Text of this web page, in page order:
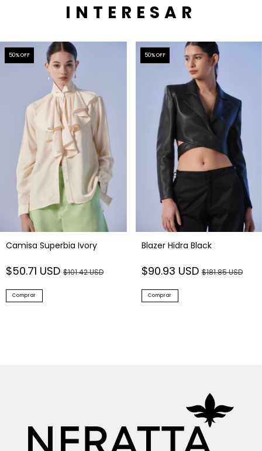
INTERESAR
50% OFF
Camisa Superbia Ivory
$50.71 USD $101.42 USD
Comprar
50% OFF
Blazer Hidra Black
$90.93 USD$181.85 USD
Comprar